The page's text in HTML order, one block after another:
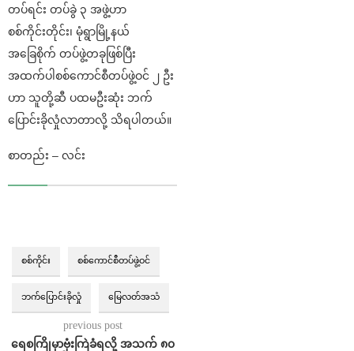
တပ်ရင်း တပ်ခွဲ ၃ အဖွဲ့ဟာ
စစ်ကိုင်းတိုင်း၊ မုံရွာမြို့နယ်
အခြေစိုက် တပ်ဖွဲ့တခုဖြစ်ပြီး
အထက်ပါစစ်ကောင်စီတပ်ဖွဲ့ဝင် ၂ ဦး
ဟာ သူတို့ဆီ ပထမဦးဆုံး ဘက်
ပြောင်းခိုလှုံလာတာလို့ သိရပါတယ်။
စာတည်း – လင်း
စစ်ကိုင်း စစ်ကောင်စီတပ်ဖွဲ့ဝင်
ဘက်ပြောင်းခိုလှုံ မြေလတ်အသံ
previous post
ရေစကြိုမှာဗုံးကြဲခံရလို့ အသက် ၈၀